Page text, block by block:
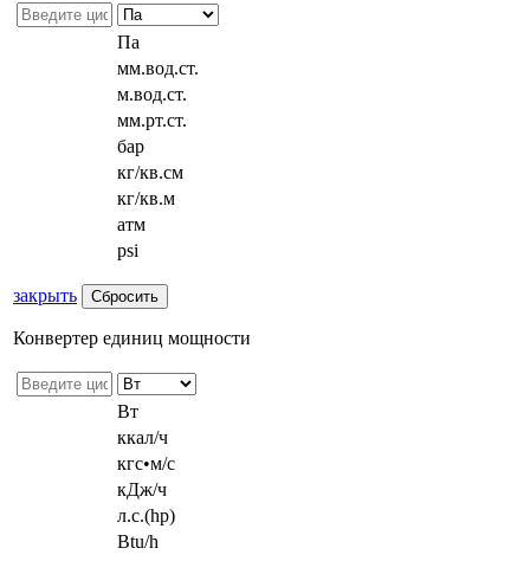
Па
мм.вод.ст.
м.вод.ст.
мм.рт.ст.
бар
кг/кв.см
кг/кв.м
атм
psi
закрыть
Конвертер единиц мощности
Вт
ккал/ч
кгс•м/с
кДж/ч
л.с.(hp)
Btu/h